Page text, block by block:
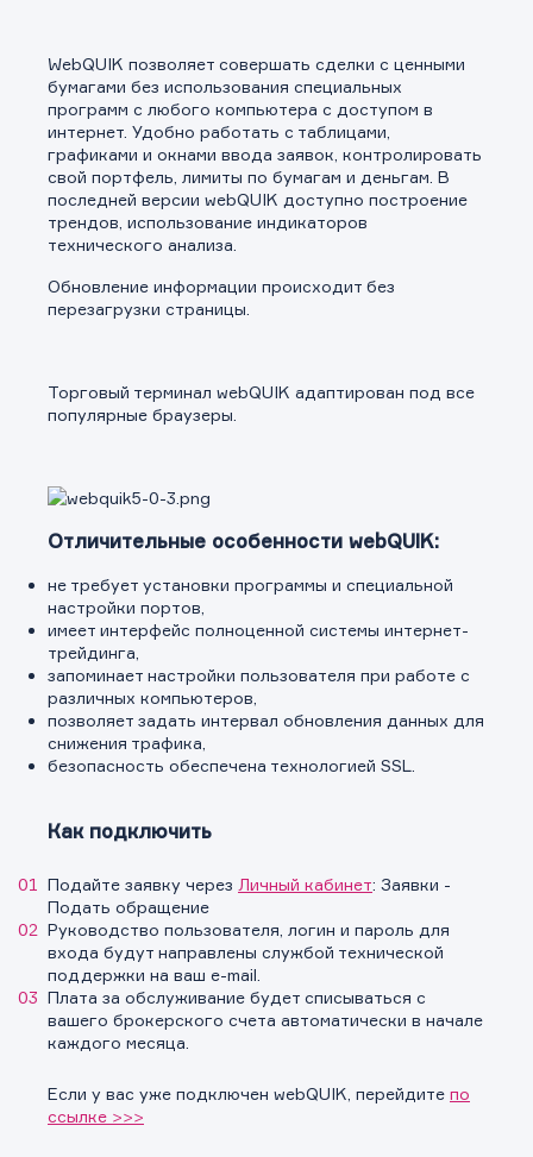
WebQUIK позволяет совершать сделки с ценными
бумагами без использования специальных
программ с любого компьютера c доступом в
интернет. Удобно работать с таблицами,
графиками и окнами ввода заявок, контролировать
свой портфель, лимиты по бумагам и деньгам. В
последней версии webQUIK доступно построение
трендов, использование индикаторов
технического анализа.
Обновление информации происходит без
перезагрузки страницы.
Торговый терминал webQUIK адаптирован под все
популярные браузеры.
Отличительные особенности webQUIK:
не требует установки программы и специальной
настройки портов,
имеет интерфейс полноценной системы интернет-
трейдинга,
запоминает настройки пользователя при работе с
различных компьютеров,
позволяет задать интервал обновления данных для
снижения трафика,
безопасность обеспечена технологией SSL.
Как подключить
Подайте заявку через Личный кабинет: Заявки -
Подать обращение
Руководство пользователя, логин и пароль для
входа будут направлены службой технической
поддержки на ваш e-mail.
Плата за обслуживание будет списываться с
вашего брокерского счета автоматически в начале
каждого месяца.
Если у вас уже подключен webQUIK, перейдите по
ссылке >>>
Обращение в компанию
Обращение в компанию
Заявка на предоставление